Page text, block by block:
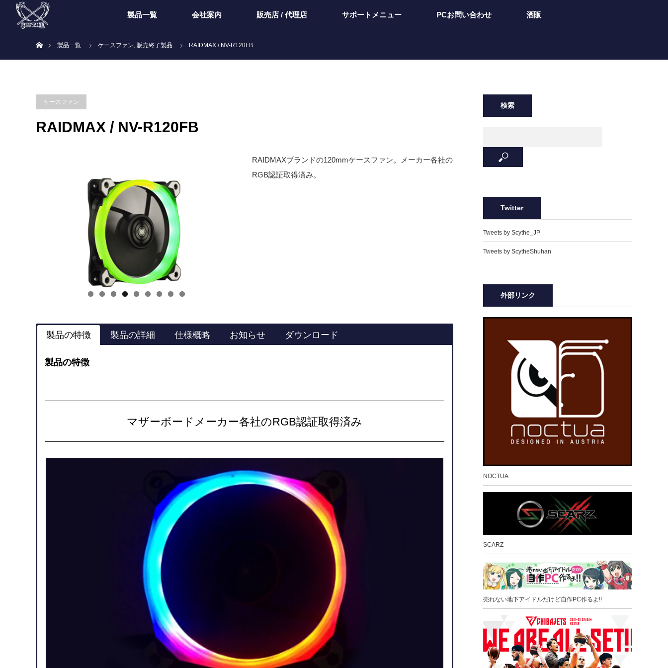
製品一覧 会社案内 販売店 / 代理店 サポートメニュー PCお問い合わせ 酒販
製品一覧
ケースファン, 販売終了製品 RAIDMAX / NV-R120FB
ケースファン
RAIDMAX / NV-R120FB
RAIDMAXブランドの120mmケースファン。メーカー各社の
RGB認証取得済み。
製品の特徴 製品の詳細 仕様概略 お知らせ ダウンロード
製品の特徴
マザーボードメーカー各社のRGB認証取得済み
検索
Twitter
Tweets by Scythe_JP
Tweets by ScytheShuhan
外部リンク
NOCTUA
SCARZ
売れない地下アイドルだけど自作PC作るよ!!